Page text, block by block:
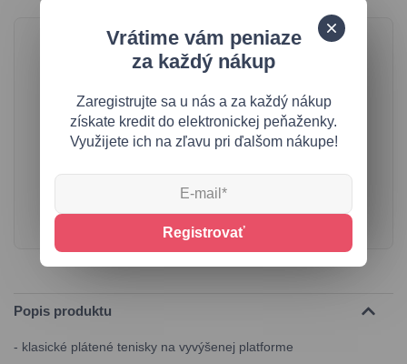
Dostupnosť - aktuálne
Máte o túto veľkosť záujem?
Vložte svoj email a už viac nezmeškajte svoj vysnívaný
kúsok.
Popis produktu
- klasické plátené tenisky na vyvýšenej platforme
Vrátime vám peniaze
za každý nákup
Zaregistrujte sa u nás a za každý nákup
získate kredit do elektronickej peňaženky.
Využijete ich na zľavu pri ďalšom nákupe!
Registrovať